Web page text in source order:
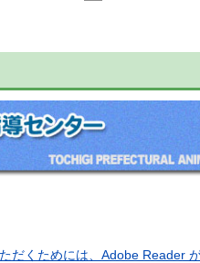
だくためには、Adobe Reader が